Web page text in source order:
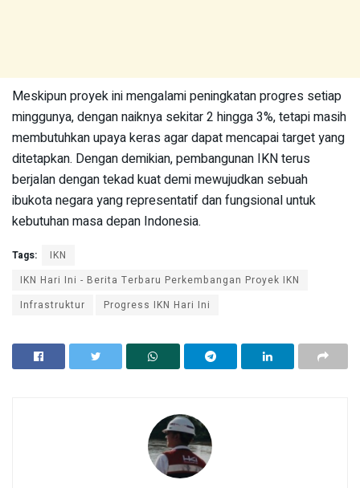
Meskipun proyek ini mengalami peningkatan progres setiap
minggunya, dengan naiknya sekitar 2 hingga 3%, tetapi masih
membutuhkan upaya keras agar dapat mencapai target yang
ditetapkan. Dengan demikian, pembangunan IKN terus
berjalan dengan tekad kuat demi mewujudkan sebuah
ibukota negara yang representatif dan fungsional untuk
kebutuhan masa depan Indonesia.
Tags:
IKN
IKN Hari Ini - Berita Terbaru Perkembangan Proyek IKN
Infrastruktur
Progress IKN Hari Ini